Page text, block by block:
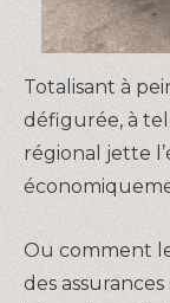
Totalisant à
défigurée, à
régional jette
Ou comment
des